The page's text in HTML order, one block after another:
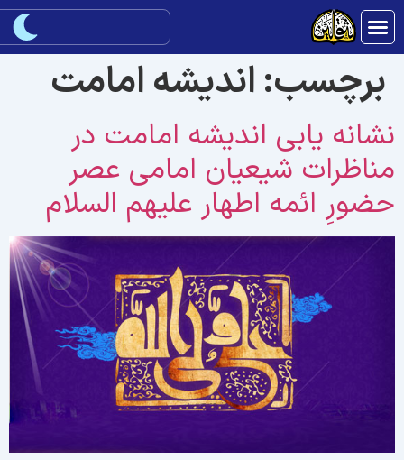
برچسب:انديشه امامت
يابی انديشه امامت در
شيعيان امامی عصر
ائمه اطهار علیهم السلام